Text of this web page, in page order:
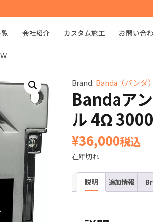
会社紹介 カスタム施工 お問い合
Brand: Banda（バンダ）
Bandaア
ル 4Ω
¥36,000税込
在庫切れ
説明 追加情報